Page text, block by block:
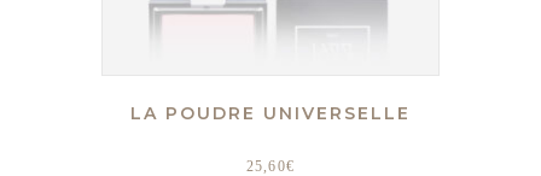
LA POUDRE UNIVERSELLE
25,60€